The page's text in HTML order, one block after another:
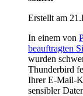
Erstellt am
In einem von
beauftragten
wurden
Thunderbird
Ihrer E-Mail-
sensibler